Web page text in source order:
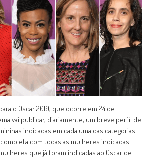
o Oscar 2019, que ocorre em 24 de
vai publicar, diariamente, um breve perfil de
indicadas em cada uma das categorias.
completa com todas as mulheres indicadas
que já foram indicadas ao Oscar de